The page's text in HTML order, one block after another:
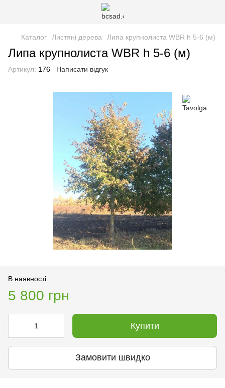
Каталог Листяні дерева Липа крупнолиста WBR h 5-6 (м)
Липа крупнолиста WBR h 5-6 (м)
Артикул: 176 Написати відгук
В наявності
5 800 грн
Купити
Замовити швидко